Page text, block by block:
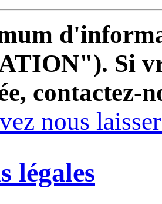
Si
contactez-
nous
légales